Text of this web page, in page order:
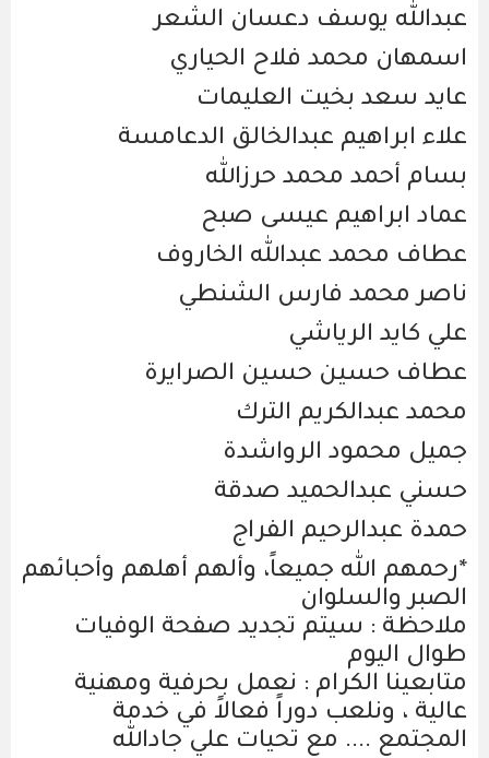
عبدالله يوسف دعسان الشعر
اسمهان محمد فلاح الحياري
عايد سعد بخيت العليمات
علاء ابراهيم عبدالخالق الدعامسة
بسام أحمد محمد حرزالله
عماد ابراهيم عيسى صبح
عطاف محمد عبدالله الخاروف
ناصر محمد فارس الشنطي
علي كايد الرياشي
عطاف حسين حسين الصرايرة
محمد عبدالكريم الترك
جميل محمود الرواشدة
حسني عبدالحميد صدقة
حمدة عبدالرحيم الفراج
*رحمهم الله جميعاً، وألهم أهلهم وأحبائهم
الصبر والسلوان
ملاحظة : سيتم تجديد صفحة الوفيات
طوال اليوم
متابعينا الكرام : نعمل بحرفية ومهنية
عالية ، ونلعب دوراً فعالاً في خدمة
المجتمع .... مع تحيات علي جادالله